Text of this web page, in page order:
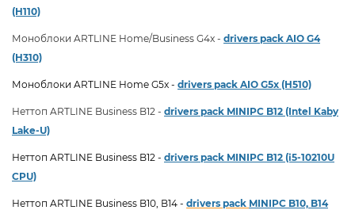
(H110)
Моноблоки ARTLINE Home/Business G4x - drivers pack AIO G4
(H310)
Моноблоки ARTLINE Home G5x - drivers pack AIO G5x (H510)
Неттоп ARTLINE Business B12 - drivers pack MINIPC B12 (Intel Kaby
Lake-U)
Неттоп ARTLINE Business B12 - drivers pack MINIPC B12 (i5-10210U
CPU)
Неттоп ARTLINE Business B10, B14 - drivers pack MINIPC B10, B14